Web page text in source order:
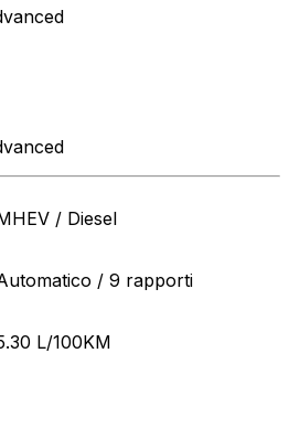
/ Diesel
/ 9 rapporti
L/100KM